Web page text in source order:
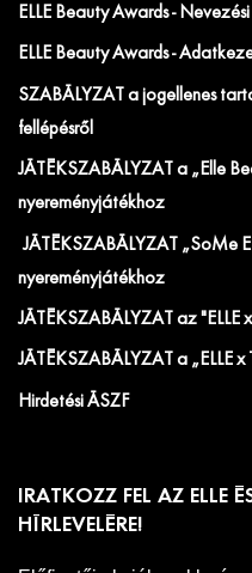
ELLE Beauty Awards -
ELLE Beauty Awards -
SZABÁLYZAT a jogellenes
fellépésről
JÁTÉKSZABÁLYZAT a „Elle
nyereményjátékhoz
JÁTÉKSZABÁLYZAT „SoMe
nyereményjátékhoz
JÁTÉKSZABÁLYZAT az "ELLE
JÁTÉKSZABÁLYZAT a „ELLE
Hirdetési ÁSZF
IRATKOZZ FEL AZ ELLE
HÍRLEVELÉRE!